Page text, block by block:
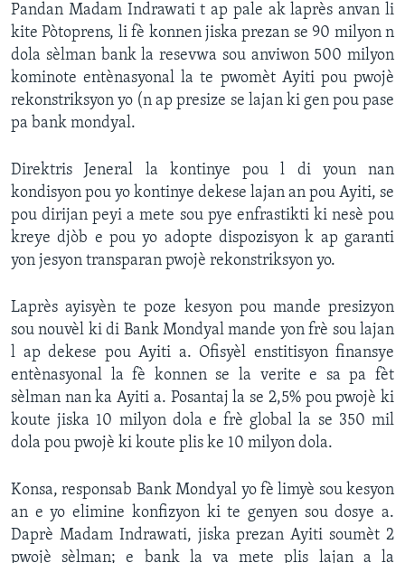
Pandan Madam Indrawati t ap pale ak laprès anvan li
kite Pòtoprens, li fè konnen jiska prezan se 90 milyon n
dola sèlman bank la resevwa sou anviwon 500 milyon
kominote entènasyonal la te pwomèt Ayiti pou pwojè
rekonstriksyon yo (n ap presize se lajan ki gen pou pase
pa bank mondyal.
Direktris Jeneral la kontinye pou l di youn nan
kondisyon pou yo kontinye dekese lajan an pou Ayiti, se
pou dirijan peyi a mete sou pye enfrastikti ki nesè pou
kreye djòb e pou yo adopte dispozisyon k ap garanti
yon jesyon transparan pwojè rekonstriksyon yo.
Laprès ayisyèn te poze kesyon pou mande presizyon
sou nouvèl ki di Bank Mondyal mande yon frè sou lajan
l ap dekese pou Ayiti a. Ofisyèl enstitisyon finansye
entènasyonal la fè konnen se la verite e sa pa fèt
sèlman nan ka Ayiti a. Posantaj la se 2,5% pou pwojè ki
koute jiska 10 milyon dola e frè global la se 350 mil
dola pou pwojè ki koute plis ke 10 milyon dola.
Konsa, responsab Bank Mondyal yo fè limyè sou kesyon
an e yo elimine konfizyon ki te genyen sou dosye a.
Daprè Madam Indrawati, jiska prezan Ayiti soumèt 2
pwojè sèlman; e bank la va mete plis lajan a la